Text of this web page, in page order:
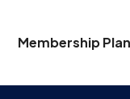
Membership